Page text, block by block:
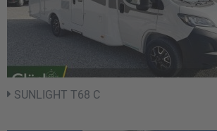
SUNLIGHT T68 C